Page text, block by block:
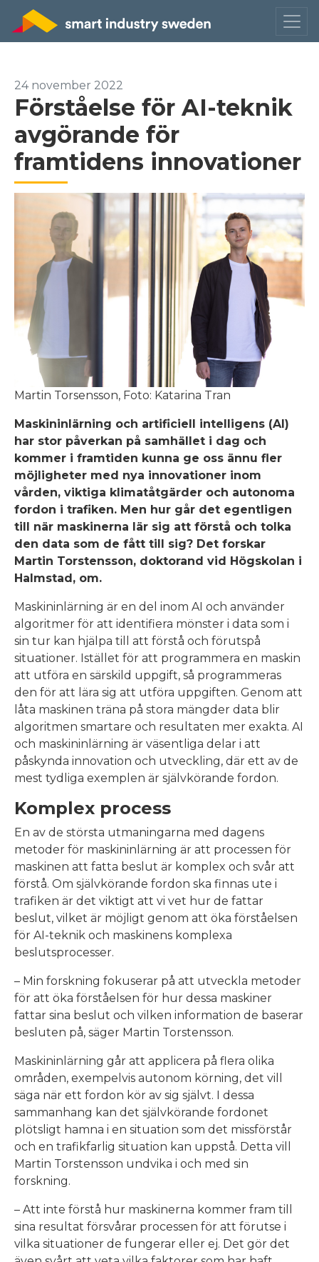
24 november 2022
Förståelse för AI-teknik
avgörande för
framtidens innovationer
Martin Torsensson, Foto: Katarina Tran
Maskininlärning och artificiell intelligens (AI)
har stor påverkan på samhället i dag och
kommer i framtiden kunna ge oss ännu fler
möjligheter med nya innovationer inom
vården, viktiga klimatåtgärder och autonoma
fordon i trafiken. Men hur går det egentligen
till när maskinerna lär sig att förstå och tolka
den data som de fått till sig? Det forskar
Martin Torstensson, doktorand vid Högskolan i
Halmstad, om.
Maskininlärning är en del inom AI och använder
algoritmer för att identifiera mönster i data som i
sin tur kan hjälpa till att förstå och förutspå
situationer. Istället för att programmera en maskin
att utföra en särskild uppgift, så programmeras
den för att lära sig att utföra uppgiften. Genom att
låta maskinen träna på stora mängder data blir
algoritmen smartare och resultaten mer exakta. AI
och maskininlärning är väsentliga delar i att
påskynda innovation och utveckling, där ett av de
mest tydliga exemplen är självkörande fordon.
Komplex process
En av de största utmaningarna med dagens
metoder för maskininlärning är att processen för
maskinen att fatta beslut är komplex och svår att
förstå. Om självkörande fordon ska finnas ute i
trafiken är det viktigt att vi vet hur de fattar
beslut, vilket är möjligt genom att öka förståelsen
för AI-teknik och maskinens komplexa
beslutsprocesser.
– Min forskning fokuserar på att utveckla metoder
för att öka förståelsen för hur dessa maskiner
fattar sina beslut och vilken information de baserar
besluten på, säger Martin Torstensson.
Maskininlärning går att applicera på flera olika
områden, exempelvis autonom körning, det vill
säga när ett fordon kör av sig självt. I dessa
sammanhang kan det självkörande fordonet
plötsligt hamna i en situation som det missförstår
och en trafikfarlig situation kan uppstå. Detta vill
Martin Torstensson undvika i och med sin
forskning.
– Att inte förstå hur maskinerna kommer fram till
sina resultat försvårar processen för att förutse i
vilka situationer de fungerar eller ej. Det gör det